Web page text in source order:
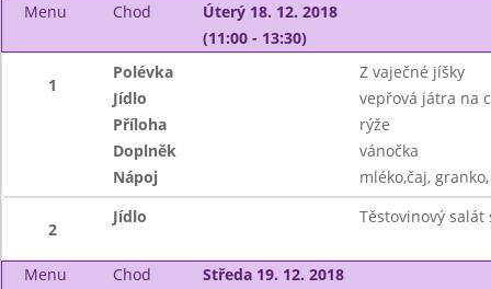
Menu
Chod
Úterý 18. 12. 2018
(11:00 - 13:30)
1
Polévka
Z vaječné jíšky
Jídlo
vepřová játra na
Příloha
rýže
Doplněk
vánočka
Nápoj
mléko,čaj,
2
Jídlo Těstovinový
Menu Chod
Středa 19. 12. 2018